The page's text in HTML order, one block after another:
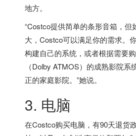
地方。
“Costco提供简单的条形音箱，但
大，Costco可以满足你的需求。
构建自己的系统，或者根据需要
（Dolby ATMOS）的成熟影院系
正的家庭影院。”她说。
3. 电脑
在Costco购买电脑，有90天退货